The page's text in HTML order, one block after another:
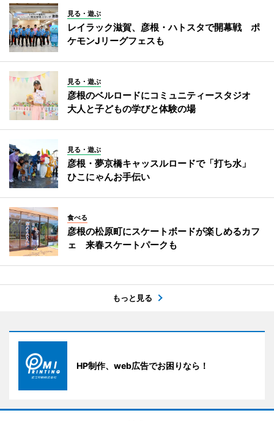
見る・遊ぶ
レイラック滋賀、彦根・ハトスタで開幕戦 ポ
ケモンJリーグフェスも
見る・遊ぶ
彦根のベルロードにコミュニティースタジオ
大人と子どもの学びと体験の場
見る・遊ぶ
彦根・夢京橋キャッスルロードで「打ち水」
ひこにゃんお手伝い
食べる
彦根の松原町にスケートボードが楽しめるカフ
ェ 来春スケートパークも
もっと見る
HP制作、web広告でお困りなら！